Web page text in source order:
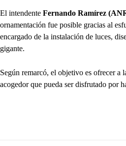
El intendente Fernando Ramírez
ornamentación fue posible gracias al
encargado de la instalación de luces,
gigante.
Según remarcó, el objetivo es ofrecer a
acogedor que pueda ser disfrutado por